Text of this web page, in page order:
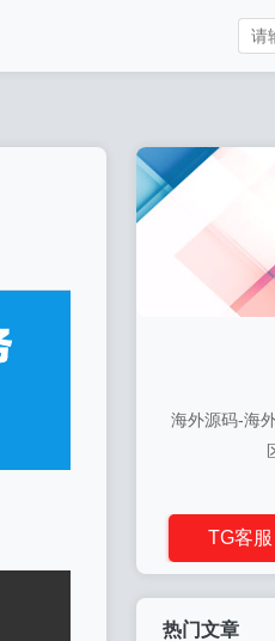
海外源码-海
TG客服
热门文章